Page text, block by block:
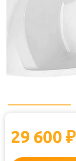
29 600 ₽